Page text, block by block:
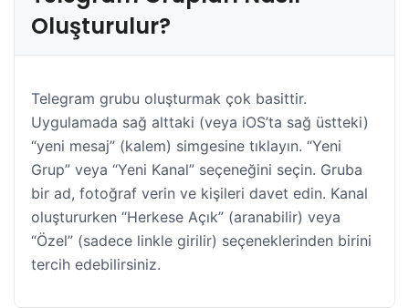
Oluşturulur?
​Telegram grubu oluşturmak çok basittir.
Uygulamada sağ alttaki (veya iOS’ta sağ üstteki)
“yeni mesaj” (kalem) simgesine tıklayın. “Yeni
Grup” veya “Yeni Kanal” seçeneğini seçin. Gruba
bir ad, fotoğraf verin ve kişileri davet edin. Kanal
oluştururken “Herkese Açık” (aranabilir) veya
“Özel” (sadece linkle girilir) seçeneklerinden birini
tercih edebilirsiniz.